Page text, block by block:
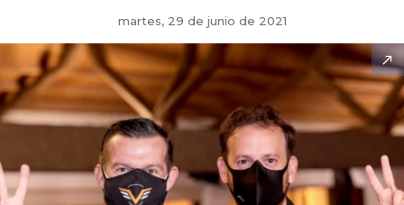
martes, 29 de junio de 2021